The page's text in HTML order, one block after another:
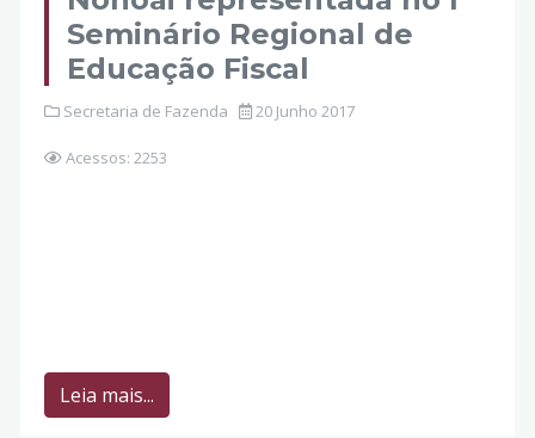
Seminário Regional de
Educação Fiscal
Secretaria de Fazenda 20 Junho 2017
Acessos: 2253
Leia mais...